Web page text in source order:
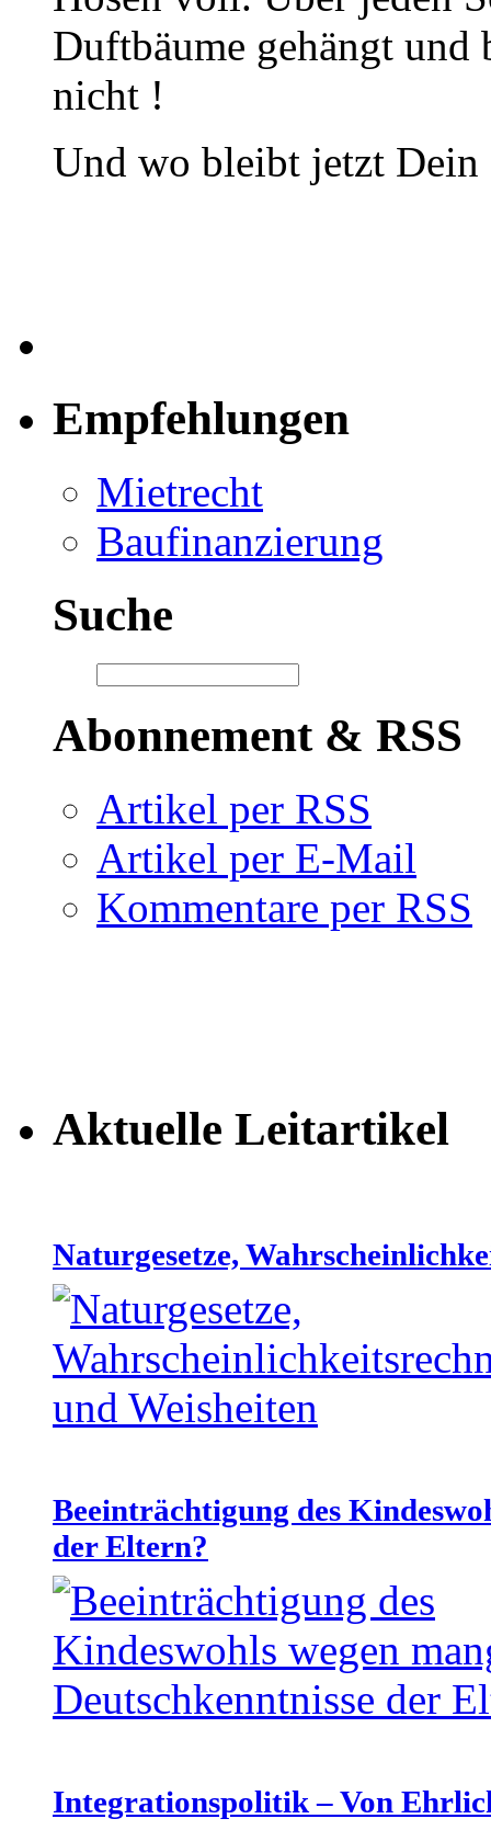
Duftbäume gehängt und
nicht !
Und wo bleibt jetzt Dein
Empfehlungen
Mietrecht
Baufinanzierung
Suche
Abonnement & RSS
Artikel per RSS
Artikel per E-Mail
Kommentare per RSS
Aktuelle Leitartikel
Naturgesetze,
Beeinträchtigung des
der Eltern?
Integrationspolitik – Von